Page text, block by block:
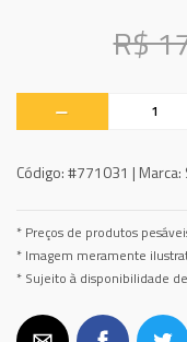
R$
Código:#771031 | Marca:
* Preços de produtos
* Imagem meramente
* Sujeito à disponibilidade